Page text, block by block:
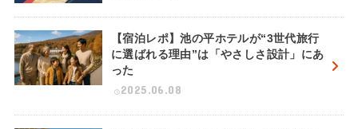
【宿泊レポ】池の平ホテルが“3世代旅行
に選ばれる理由”は「やさしさ設計」にあ
った
2025.06.08